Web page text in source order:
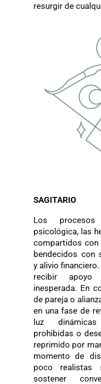
resurgir de
SAGITARIO
Los
psicológica, las
compartidos
bendecidos con
y alivio
recibir
inesperada. En
de pareja o
en una fase de
luz
prohibidas o
reprimido por
momento de
poco
sostener